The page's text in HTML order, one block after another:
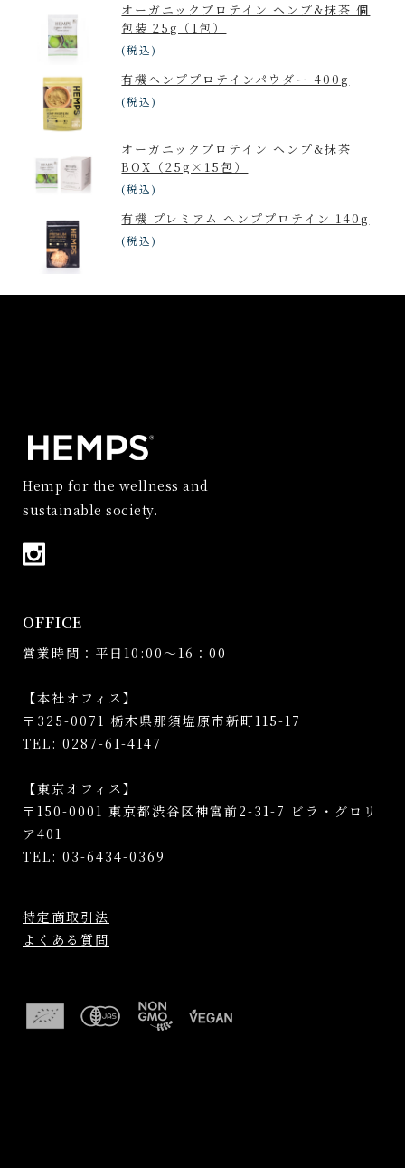
オーガニックプロテイン ヘンプ&抹茶 個
包装 25g（1包）
(税込)
有機ヘンププロテインパウダー 400g
(税込)
オーガニックプロテイン ヘンプ&抹茶
BOX（25g×15包）
(税込)
有機 プレミアム ヘンププロテイン 140g
(税込)
Hemp for the wellness and
sustainable society.
OFFICE
営業時間：平日10:00～16：00
【本社オフィス】
〒325-0071 栃木県那須塩原市新町115-17
TEL: 0287-61-4147
【東京オフィス】
〒150-0001 東京都渋谷区神宮前2-31-7 ビラ・グロリ
ア401
TEL: 03-6434-0369
特定商取引法
よくある質問